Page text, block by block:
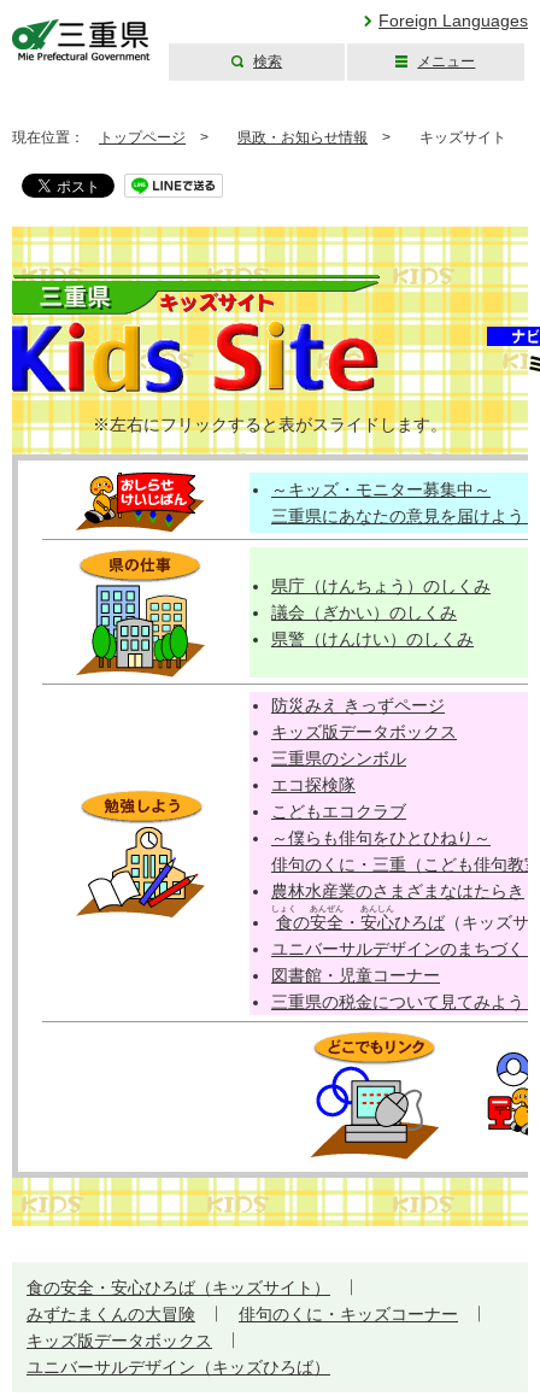
Foreign Languages
検索 メニュー
現在位置： トップページ > 県政・お知らせ情報 > キッズサイト
※左右にフリックすると表がスライドします。
～キッズ・モニター募集中～
三重県にあなたの意見を届けよう
県庁（けんちょう）のしくみ
議会（ぎかい）のしくみ
県警（けんけい）のしくみ
防災みえ きっずページ
キッズ版データボックス
三重県のシンボル
エコ探検隊
こどもエコクラブ
～僕らも俳句をひとひねり～
俳句のくに・三重（こども俳句教
農林水産業のさまざまなはたらき
食
しょく
の安全
あんぜん
・ 安心
あんしん
ひろば （キッズサ
ユニバーサルデザインのまちづくり
図書館・児童コーナー
三重県の税金について見てみよう！
食の安全・安心ひろば（キッズサイト）
みずたまくんの大冒険
俳句のくに・キッズコーナー
キッズ版データボックス
ユニバーサルデザイン（キッズひろば）